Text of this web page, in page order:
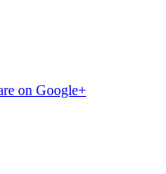
on Google+